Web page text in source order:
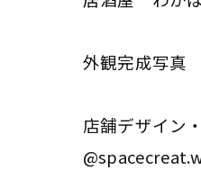
外観完成写真
店舗デザイン